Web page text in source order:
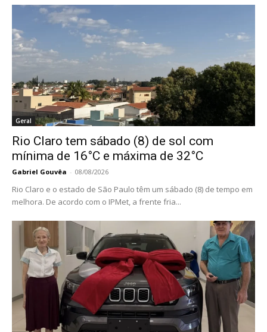
Geral
Rio Claro tem sábado (8) de sol com
mínima de 16°C e máxima de 32°C
Gabriel Gouvêa - 08/08/2026
Rio Claro e o estado de São Paulo têm um sábado (8) de tempo em
melhora. De acordo com o IPMet, a frente fria...